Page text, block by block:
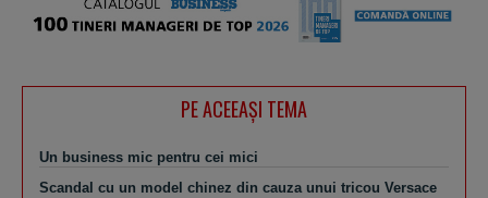
PE ACEEAŞI TEMA
Un business mic pentru cei mici
Scandal cu un model chinez din cauza unui tricou Versace